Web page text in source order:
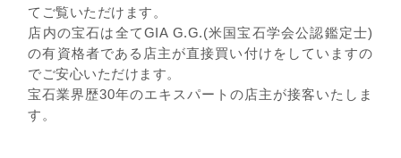
てご覧いただけます。
店内の宝石は全てGIA G.G.(米国宝石学会公認鑑定士)
の有資格者である店主が直接買い付けをしていますの
でご安心いただけます。
宝石業界歴30年のエキスパートの店主が接客いたしま
す。